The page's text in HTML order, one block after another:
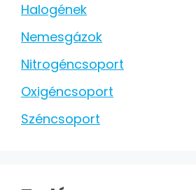
Halogének
Nemesgázok
Nitrogéncsoport
Oxigéncsoport
Széncsoport